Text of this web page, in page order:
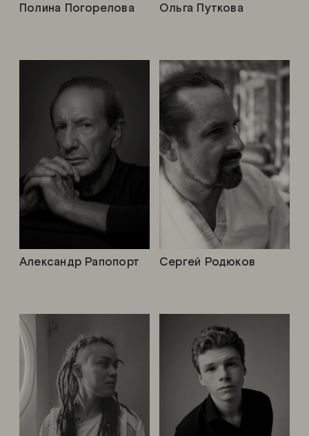
Александр Рапопорт
Ольга Путкова
Сергей Родюков
Полина Погорелова